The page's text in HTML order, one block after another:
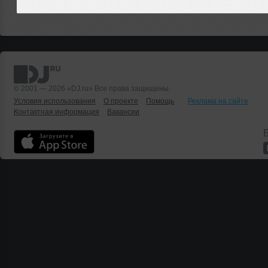
© 2001 — 2026 «DJ.ru» Все права защищены.
Условия использования
О проекте Помощь
Реклама на сайте
Контактная информация
Вакансии